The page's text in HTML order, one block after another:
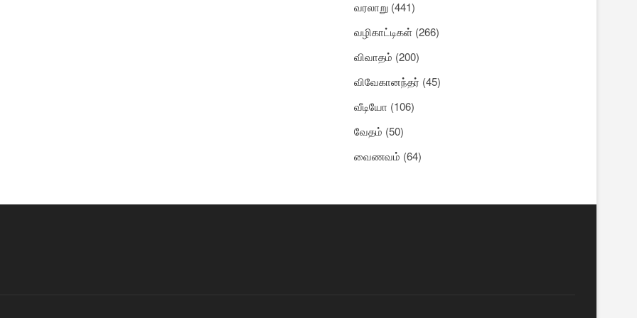
வரலாறு (441)
வழிகாட்டிகள் (266)
விவாதம் (200)
விவேகானந்தர் (45)
வீடியோ (106)
வேதம் (50)
வைணவம் (64)